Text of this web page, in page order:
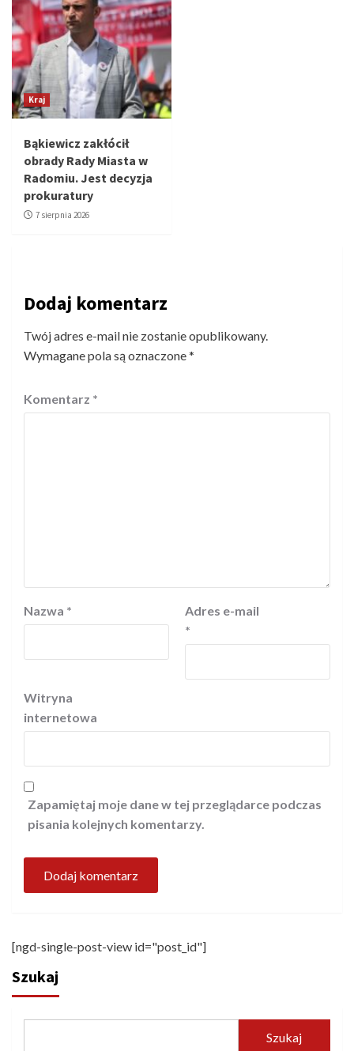
Kraj
Bąkiewicz zakłócił
obrady Rady Miasta w
Radomiu. Jest decyzja
prokuratury
7 sierpnia 2026
Dodaj komentarz
Twój adres e-mail nie zostanie opublikowany.
Wymagane pola są oznaczone*
Komentarz *
Nazwa *
Adres e-mail
*
Witryna
internetowa
Zapamiętaj moje dane w tej przeglądarce podczas
pisania kolejnych komentarzy.
[ngd-single-post-view id="post_id"]
Szukaj
Szukaj